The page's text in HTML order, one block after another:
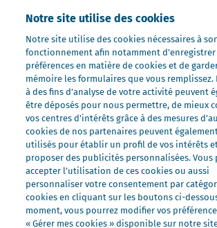
Nos ultra-frais
Nos laits
Nos marques
Président Professionnel
Galbani Professionale
Lactel Professionnel
Société Professionnel
Salakis Professionnel
Nous rejoindre
Rejoindre le Groupe Lactalis
Les métiers du Foodservice
Notre site utilise des cookies
Notre site utilise des cookies nécessaires à
fonctionnement afin notamment d’enregistrer
préférences en matière de cookies et de
mémoire les formulaires que vous remplissez.
à des fins d’analyse de votre activité peuvent
être déposés pour nous permettre, de mieux
vos centres d'intérêts grâce à des mesures
cookies de nos partenaires peuvent
utilisés pour établir un profil de vos intérêts
proposer des publicités personnalisées. Vous
accepter l’utilisation de ces cookies ou aussi
personnaliser votre consentement par
cookies en cliquant sur les boutons ci-
moment, vous pourrez modifier vos
« Gérer mes cookies » disponible sur notre